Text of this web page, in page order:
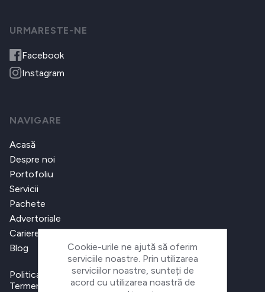
URMARESTE-NE
Facebook
Instagram
NAVIGARE
Acasă
Despre noi
Portofoliu
Servicii
Pachete
Advertoriale
Cariere
Blog
Politica de confidențialitate
Termeni și condiții
Cookie-urile ne ajută să oferim
serviciile noastre. Prin utilizarea
serviciilor noastre, sunteți de
acord cu utilizarea noastră de